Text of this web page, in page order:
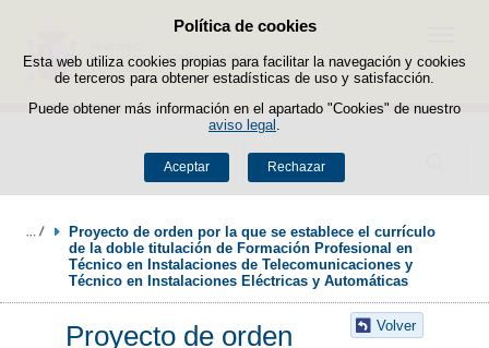
Política de cookies
Esta web utiliza cookies propias para facilitar la navegación y cookies
de terceros para obtener estadísticas de uso y satisfacción.
Puede obtener más información en el apartado "Cookies" de nuestro
aviso legal
Aceptar Rechazar
Saltar al contenido
Buscador
Menú
Proyecto de orden por la que se establece el currículo
de la doble titulación de Formación Profesional en
Técnico en Instalaciones de Telecomunicaciones y
Técnico en Instalaciones Eléctricas y Automáticas
Volver
Proyecto de orden